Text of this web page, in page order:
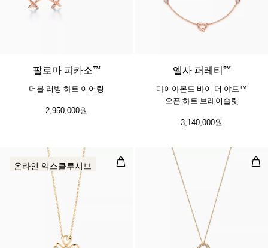
팔로마 피카소™
더블 러빙 하트 이어링
2,950,000원
엘사 퍼레티™
다이아몬드 바이 더 야드™
오픈 하트 브레이슬릿
3,140,000원
러빙 하트 펜던트
온라인 익스클루시브 오